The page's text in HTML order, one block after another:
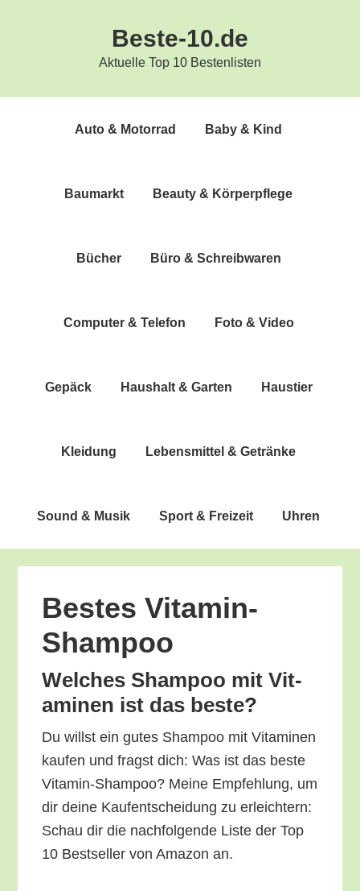
Beste-10.de
Aktuelle Top 10 Bestenlisten
Auto & Motorrad Baby & Kind
Bau­markt Beau­ty & Körperpflege
Bücher Büro & Schreibwaren
Com­pu­ter & Telefon Foto & Video
Gepäck Haus­halt & Garten Haus­tier
Klei­dung Lebens­mit­tel & Getränke
Sound & Musik Sport & Freizeit Uhren
Bes­tes Vitamin-
Shampoo
Wel­ches Sham­poo mit Vit­
ami­nen ist das beste?
Du willst ein gutes Sham­poo mit Vit­ami­nen
kau­fen und fragst dich: Was ist das bes­te
Vit­amin-Sham­poo? Mei­ne Emp­feh­lung, um
dir dei­ne Kauf­ent­schei­dung zu erleich­tern:
Schau dir die nach­fol­gen­de Lis­te der Top
10 Best­sel­ler von Ama­zon an.